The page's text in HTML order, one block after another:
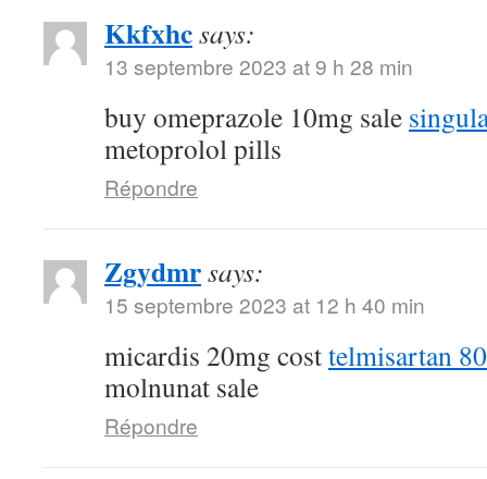
Kkfxhcsays:
13 septembre 2023 at 9 h 28 min
buy omeprazole 10mg sale
metoprolol pills
Répondre
Zgydmrsays:
15 septembre 2023 at 12 h 40 min
micardis 20mg costtelmisartan
molnunat sale
Répondre